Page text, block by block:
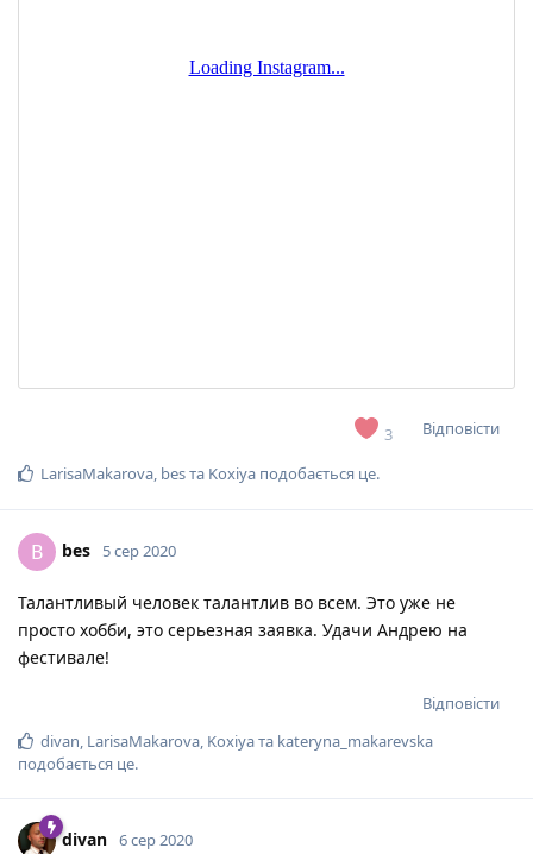
3 Відповісти
LarisaMakarova, besта Koxiya подобається це.
B bes 5 сер 2020
Талантливый человек талантлив во всем. Это уже не
просто хобби, это серьезная заявка. Удачи Андрею на
фестивале!
Відповісти
divan, LarisaMakarova, Koxiyaта kateryna_makarevska
подобається це.
divan 6 сер 2020